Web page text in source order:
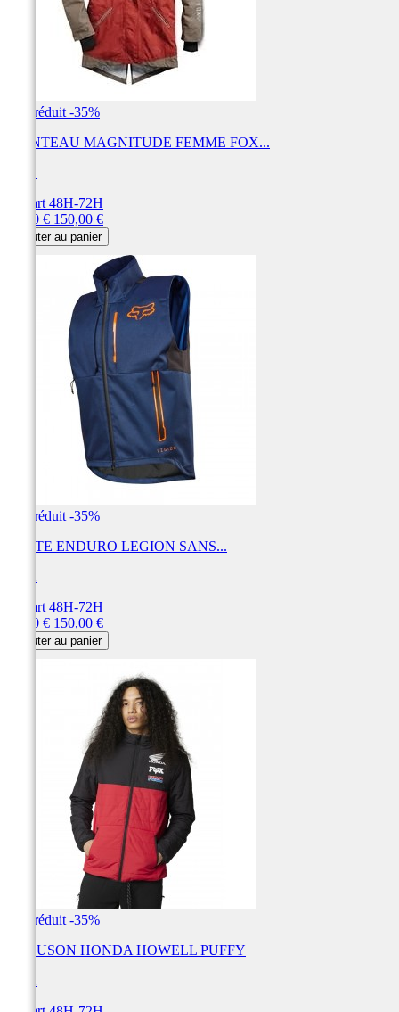
Prix réduit -35%
MANTEAU MAGNITUDE FEMME FOX...
Départ 48H-72H
97,50 € Prix
de
base
150,00 €
Ajouter au panier
Prix réduit -35%
VESTE ENDURO LEGION SANS...
Départ 48H-72H
97,50 € Prix
de
base
150,00 €
Ajouter au panier
Prix réduit -35%
BLOUSON HONDA HOWELL PUFFY